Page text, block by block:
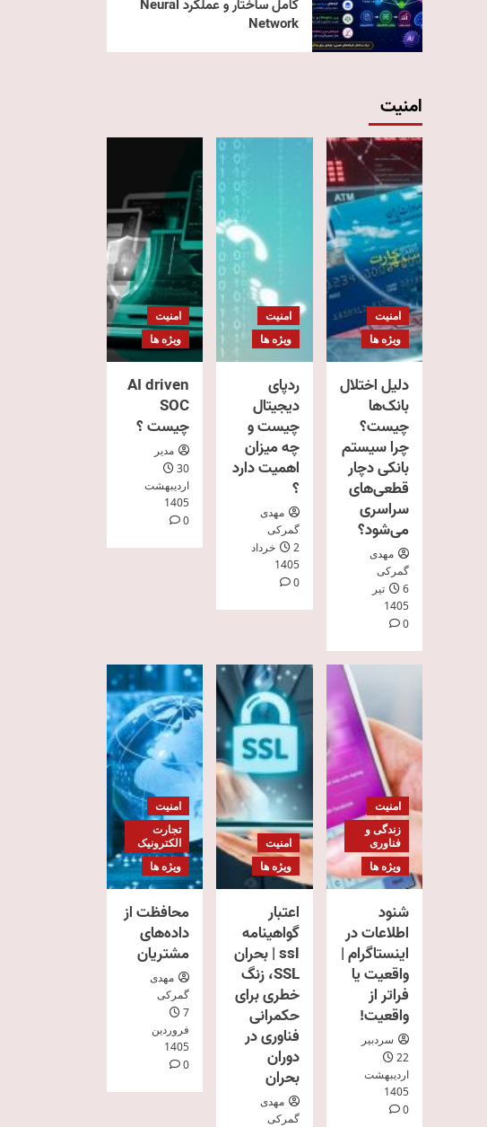
کامل ساختار و عملکرد Neural
Network
امنیت
امنیت
ویژه ها
دلیل اختلال
بانک‌ها
چیست؟
چرا سیستم
بانکی دچار
قطعی‌های
سراسری
می‌شود؟
مهدی
گمرکی
6 تیر
1405
0
امنیت
ویژه ها
ردپای
دیجیتال
چیست و
چه میزان
اهمیت دارد
؟
مهدی
گمرکی
2 خرداد
1405
0
امنیت
ویژه ها
AI driven
SOC
چیست ؟
مدیر
30
اردیبهشت
1405
0
امنیت
زندگی و
فناوری
ویژه ها
شنود
اطلاعات در
اینستاگرام |
واقعیت یا
فراتر از
واقعیت!
سردبیر
22
اردیبهشت
1405
0
امنیت
ویژه ها
اعتبار
گواهینامه
ssl | بحران
SSL، زنگ
خطری برای
حکمرانی
فناوری در
دوران
بحران
مهدی
گمرکی
امنیت
تجارت
الکترونیک
ویژه ها
محافظت از
داده‌های
مشتریان
مهدی
گمرکی
7
فروردین
1405
0